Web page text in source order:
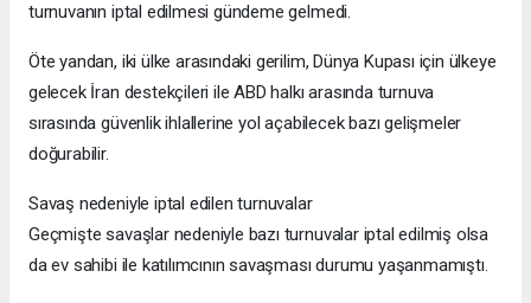
turnuvanın iptal edilmesi gündeme gelmedi.
Öte yandan, iki ülke arasındaki gerilim, Dünya Kupası için ülkeye
gelecek İran destekçileri ile ABD halkı arasında turnuva
sırasında güvenlik ihlallerine yol açabilecek bazı gelişmeler
doğurabilir.
Savaş nedeniyle iptal edilen turnuvalar
Geçmişte savaşlar nedeniyle bazı turnuvalar iptal edilmiş olsa
da ev sahibi ile katılımcının savaşması durumu yaşanmamıştı.